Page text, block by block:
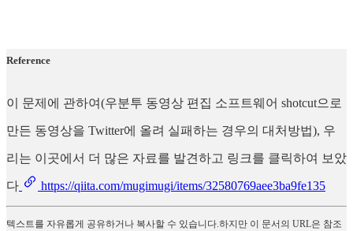
Reference
이 문제에 관하여(우분투 동영상 편집 소프트웨어 shotcut으로
만든 동영상을 Twitter에 올려 실패하는 경우의 대처방법), 우
리는 이곳에서 더 많은 자료를 발견하고 링크를 클릭하여 보았
다 https://qiita.com/mugimugi/items/32580769aee3ba9fe135
텍스트를 자유롭게 공유하거나 복사할 수 있습니다.하지만 이 문서의 URL은 참조